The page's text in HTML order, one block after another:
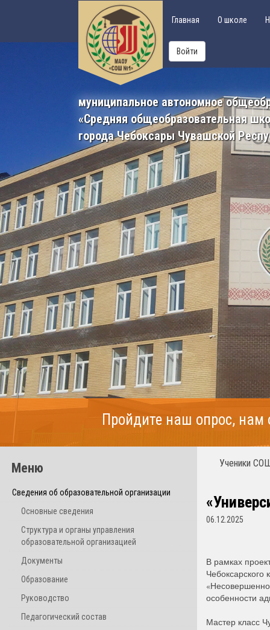
Главная О школе
Войти
муниципальное автономное
«Средняя общеобразовательная
города Чебоксары Чувашской
Пройдите наш опрос,
Меню
Сведения об образовательной организации
Основные сведения
Структура и органы управления
образовательной организацией
Документы
Образование
Руководство
Педагогический состав
Ученики
06.12.2025
В рамках
Чебоксарского
особенности
Мастер класс